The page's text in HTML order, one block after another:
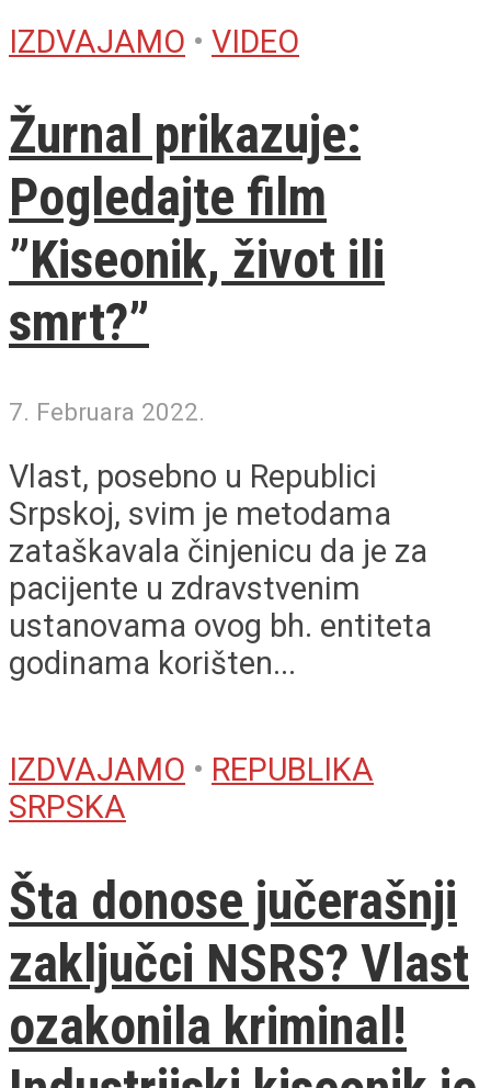
IZDVAJAMO • VIDEO
Žurnal prikazuje:
Pogledajte film
”Kiseonik, život ili
smrt?”
7. Februara 2022.
Vlast, posebno u Republici
Srpskoj, svim je metodama
zataškavala činjenicu da je za
pacijente u zdravstvenim
ustanovama ovog bh. entiteta
godinama korišten...
IZDVAJAMO • REPUBLIKA
SRPSKA
Šta donose jučerašnji
zaključci NSRS? Vlast
ozakonila kriminal!